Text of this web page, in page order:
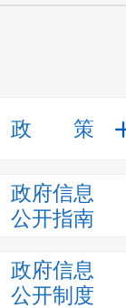
政策
政府信息
公开指南
政府信息
公开制度